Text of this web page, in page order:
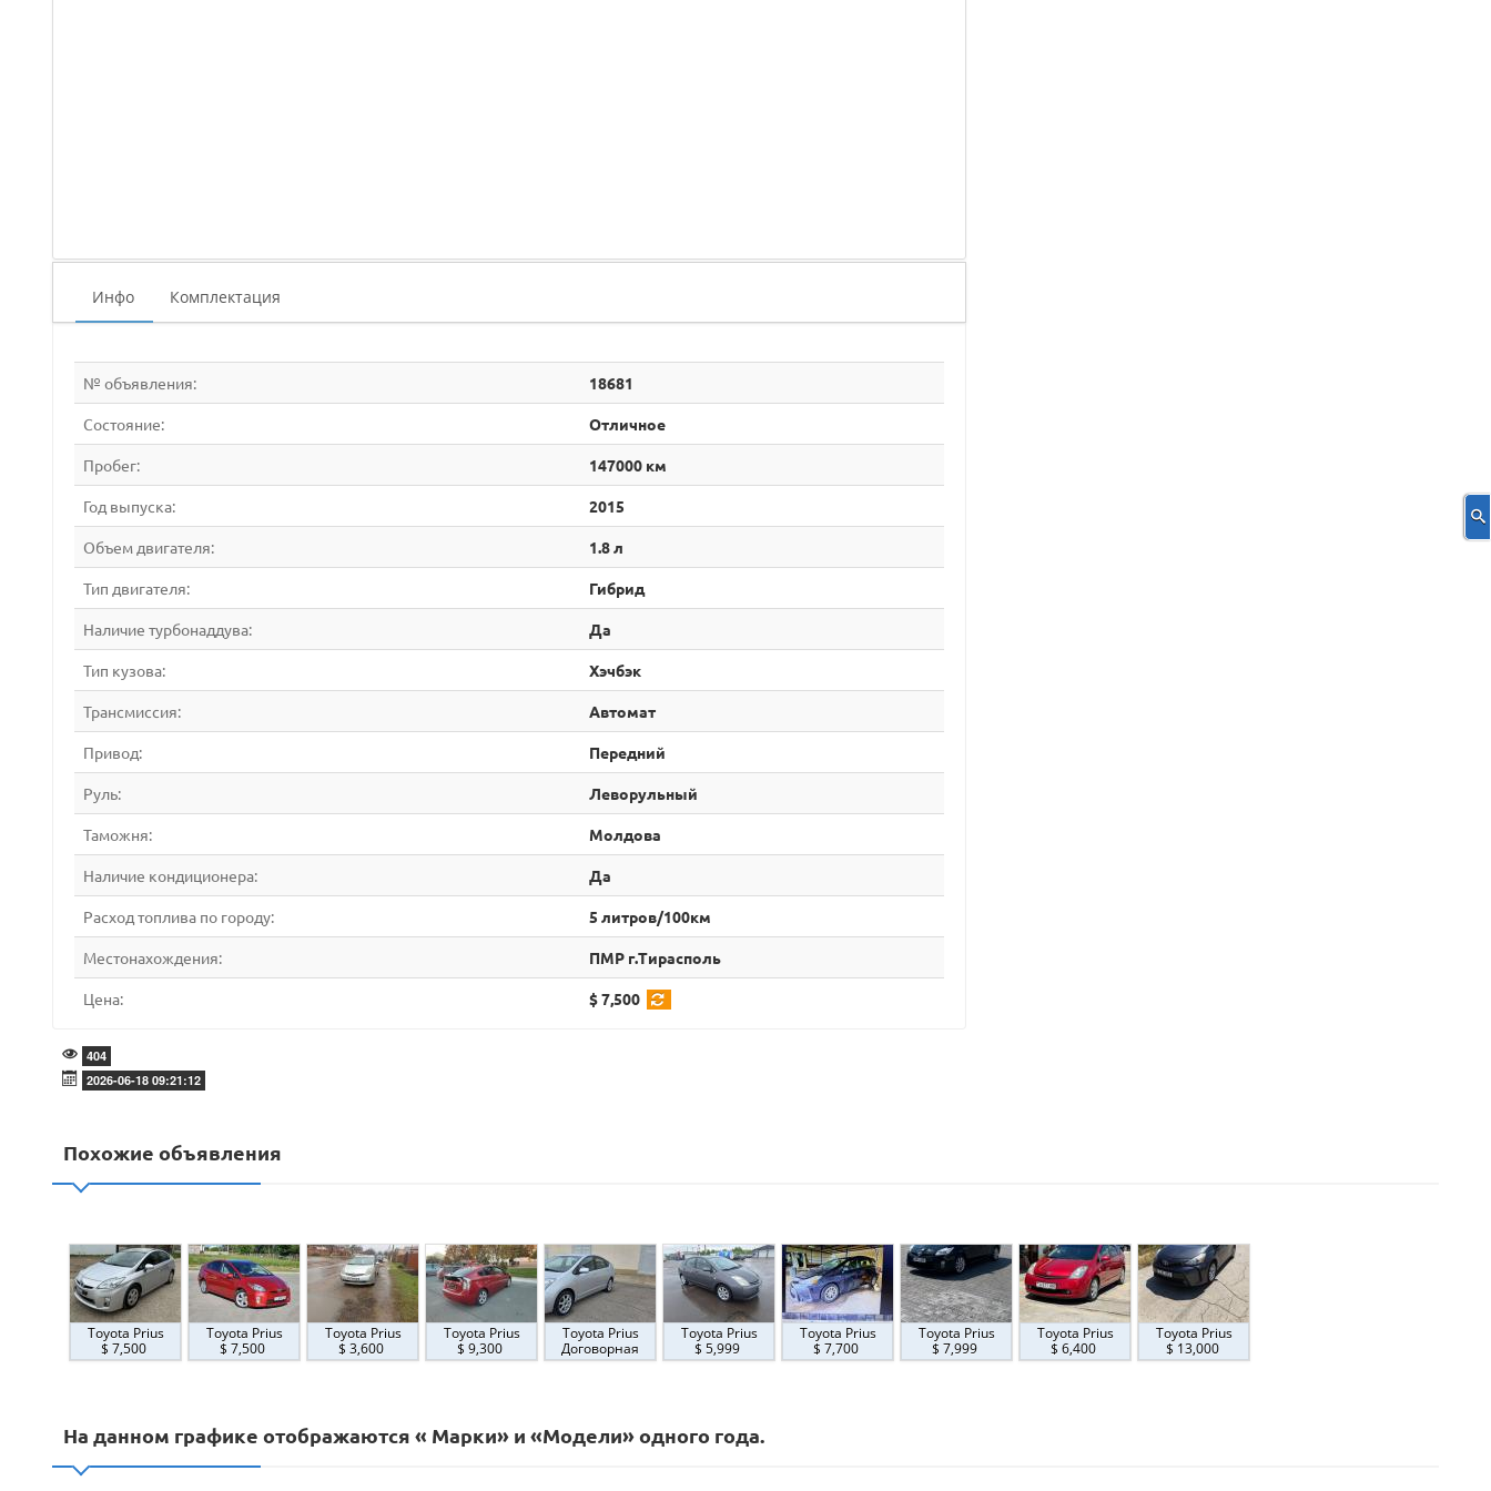
Инфо Комплектация
№ объявления: 18681
Состояние: Отличное
Пробег: 147000 км
Год выпуска: 2015
Объем двигателя: 1.8 л
Тип двигателя: Гибрид
Наличие турбонаддува: Да
Тип кузова: Хэчбэк
Трансмиссия: Автомат
Привод: Передний
Руль: Леворульный
Таможня: Молдова
Наличие кондиционера: Да
Расход топлива по городу: 5 литров/100км
Местонахождения: ПМР г.Тирасполь
Цена: $ 7,500
404
2026-06-18 09:21:12
Похожие объявления
Toyota Prius
$ 7,500
Toyota Prius
$ 7,500
Toyota Prius
$ 3,600
Toyota Prius
$ 9,300
Toyota Prius
Договорная
Toyota Prius
$ 5,999
Toyota Prius
$ 7,700
Toyota Prius
$ 7,999
Toyota Prius
$ 6,400
Toyota Prius
$ 13,000
На данном графике отображаются « Марки» и «Модели» одного года.